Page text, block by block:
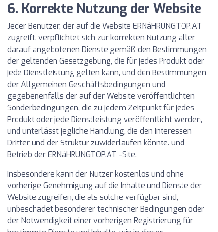
6. Korrekte Nutzung der Website
Jeder Benutzer, der auf die Website ERNäHRUNGTOP.AT
zugreift, verpflichtet sich zur korrekten Nutzung aller
darauf angebotenen Dienste gemäß den Bestimmungen
der geltenden Gesetzgebung, die für jedes Produkt oder
jede Dienstleistung gelten kann, und den Bestimmungen
der Allgemeinen Geschäftsbedingungen und
gegebenenfalls der auf der Website veröffentlichten
Sonderbedingungen, die zu jedem Zeitpunkt für jedes
Produkt oder jede Dienstleistung veröffentlicht werden,
und unterlässt jegliche Handlung, die den Interessen
Dritter und der Struktur zuwiderlaufen könnte. und
Betrieb der ERNäHRUNGTOP.AT -Site.
Insbesondere kann der Nutzer kostenlos und ohne
vorherige Genehmigung auf die Inhalte und Dienste der
Website zugreifen, die als solche verfügbar sind,
unbeschadet besonderer technischer Bedingungen oder
der Notwendigkeit einer vorherigen Registrierung für